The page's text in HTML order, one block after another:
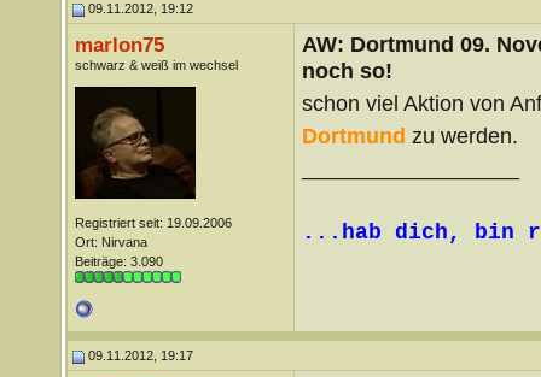
09.11.2012, 19:12
marlon75
schwarz & weiß im wechsel
Registriert seit: 19.09.2006
Ort: Nirvana
Beiträge: 3.090
AW: Dortmund 09.
noch so!
schon viel Aktion von
Dortmund zu werden.
...hab dich, bin
09.11.2012, 19:17